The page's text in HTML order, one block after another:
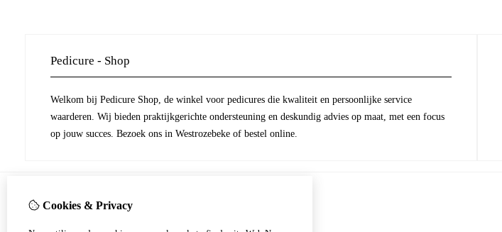
Pedicure - Shop
Welkom bij Pedicure Shop, de winkel voor pedicures die kwaliteit en persoonlijke service
waarderen. Wij bieden praktijkgerichte ondersteuning en deskundig advies op maat, met een focus
op jouw succes. Bezoek ons in Westrozebeke of bestel online.
Cookies & Privacy